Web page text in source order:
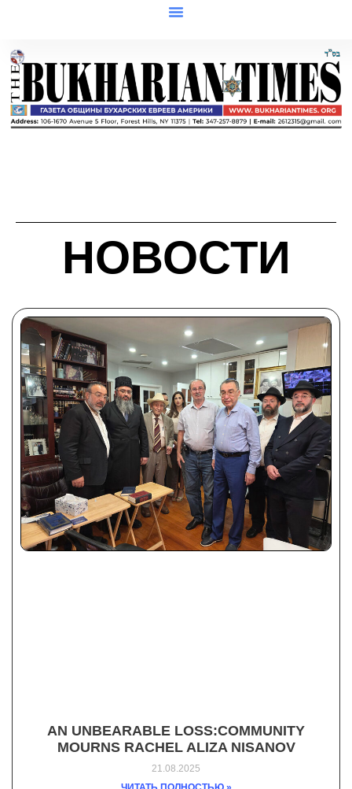
НОВОСТИ
AN UNBEARABLE LOSS:COMMUNITY
MOURNS RACHEL ALIZA NISANOV
21.08.2025